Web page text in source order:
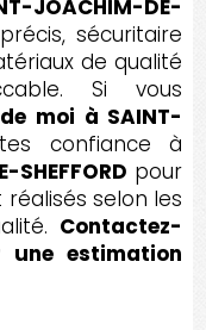
DE-
sécuritaire
de qualité
Si vous
moi à SAINT-
confiance à
SHEFFORD pour
selon les
Contactez-
une estimation